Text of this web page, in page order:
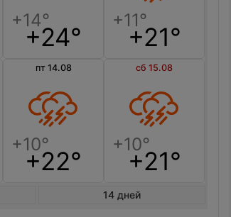
+24° +21°
пт 14.08
+22°
сб 15.08
+21°
14 дней